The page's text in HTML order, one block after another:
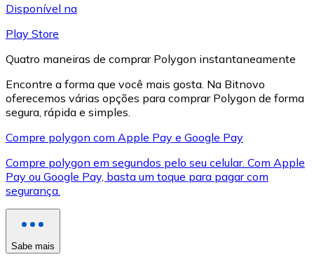
XRP
XRP
Ver tudo
Disponível na
Play Store
Quatro maneiras de comprar Polygon instantaneamente
Encontre a forma que você mais gosta. Na Bitnovo
oferecemos várias opções para comprar Polygon de forma
segura, rápida e simples.
Compre polygon com Apple Pay e Google Pay
Compre polygon em segundos pelo seu celular. Com Apple
Pay ou Google Pay, basta um toque para pagar com
segurança.
Sabe mais